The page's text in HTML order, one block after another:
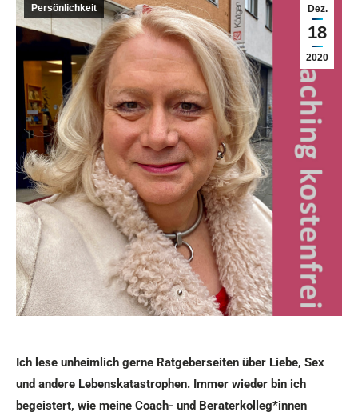
Dez.
18
2020
Persönlichkeit
Ich lese unheimlich gerne Ratgeberseiten über Liebe, Sex
und andere Lebenskatastrophen. Immer wieder bin ich
begeistert, wie meine Coach- und Beraterkolleg*innen